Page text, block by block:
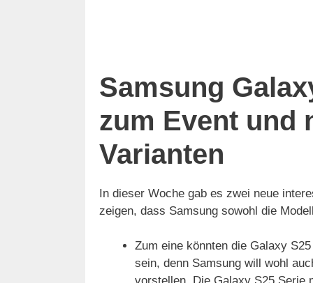
Samsung
zum Event und
Varianten
In dieser Woche gab es zwei neue
zeigen, dass Samsung sowohl die
Zum eine könnten die Galaxy
sein, denn Samsung will wohl